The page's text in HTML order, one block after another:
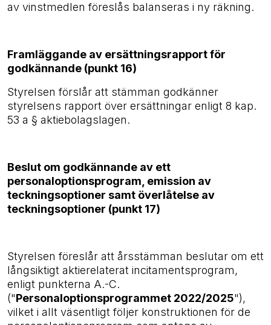
av vinstmedlen föreslås balanseras i ny räkning.
Framläggande av ersättningsrapport för
godkännande (punkt 16)
Styrelsen förslår att stämman godkänner
styrelsens rapport över ersättningar enligt 8 kap.
53 a § aktiebolagslagen.
Beslut om godkännande av ett
personaloptionsprogram, emission av
teckningsoptioner samt överlåtelse av
teckningsoptioner (punkt 17)
Styrelsen föreslår att årsstämman beslutar om ett
långsiktigt aktierelaterat incitamentsprogram,
enligt punkterna A.-C.
("Personaloptionsprogrammet 2022/2025"),
vilket i allt väsentligt följer konstruktionen för de